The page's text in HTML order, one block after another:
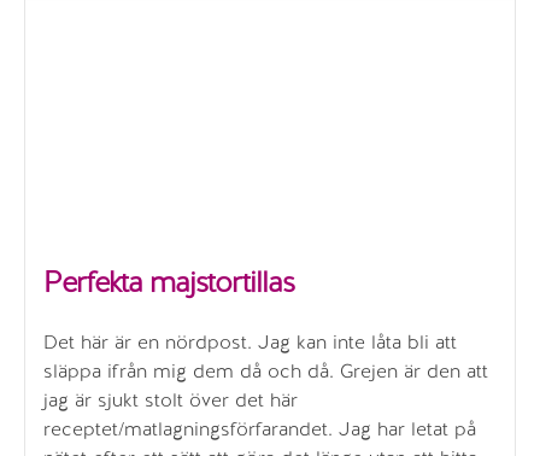
Perfekta majstortillas
Det här är en nördpost. Jag kan inte låta bli att
släppa ifrån mig dem då och då. Grejen är den att
jag är sjukt stolt över det här
receptet/matlagningsförfarandet. Jag har letat på